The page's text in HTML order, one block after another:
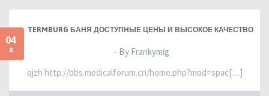
04
8
TERMBURG БАНЯ ДОСТУПНЫЕ ЦЕНЫ И ВЫСОКОЕ КАЧЕСТВО
- By Frankymig
qjzh http://bbs.medicalforum.cn/home.php?mod=spac[…]